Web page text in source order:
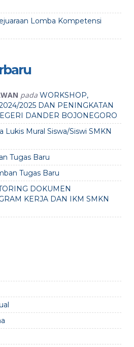
Lomba Kompetensi
pada WORKSHOP,
2025 DAN PENINGKATAN
DANDER BOJONEGORO
Lukis Mural Siswa/Siswi SMKN
Tugas Baru
Tugas Baru
DOKUMEN
KERJA DAN IKM SMKN